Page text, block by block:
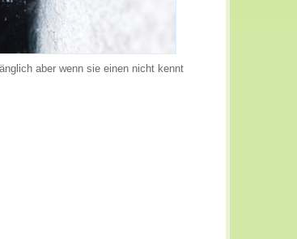
aber wenn sie einen nicht kennt